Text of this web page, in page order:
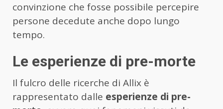
convinzione che fosse possibile percepire
persone decedute anche dopo lungo
tempo.
Le esperienze di pre-morte
Il fulcro delle ricerche di Allix è
rappresentato dalle esperienze di pre-